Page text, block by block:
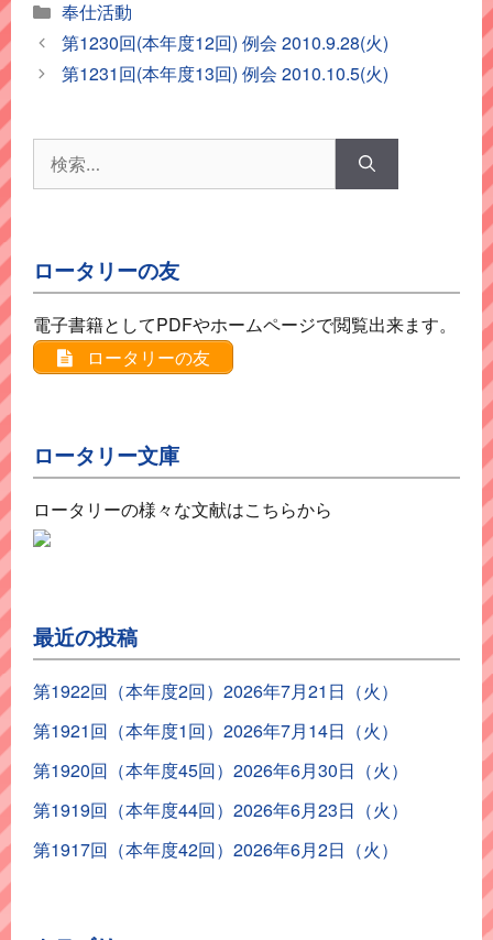
カ
テ
ゴ
リ
奉仕活動
第1230回(本年度12回) 例会 2010.9.28(火)
第1231回(本年度13回) 例会 2010.10.5(火)
索:
ロータリーの友
電子書籍としてPDFやホームページで閲覧出来ます。
ロータリーの友
ロータリー文庫
ロータリーの様々な文献はこちらから
最近の投稿
第1922回（本年度2回）2026年7月21日（火）
第1921回（本年度1回）2026年7月14日（火）
第1920回（本年度45回）2026年6月30日（火）
第1919回（本年度44回）2026年6月23日（火）
第1917回（本年度42回）2026年6月2日（火）